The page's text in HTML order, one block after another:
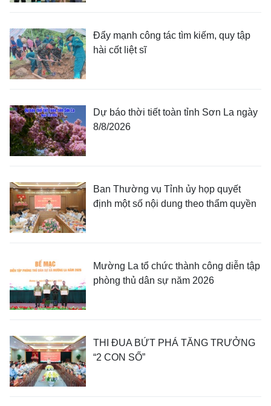
Đẩy mạnh công tác tìm kiếm, quy tập
hài cốt liệt sĩ
Dự báo thời tiết toàn tỉnh Sơn La ngày
8/8/2026
Ban Thường vụ Tỉnh ủy họp quyết
định một số nội dung theo thẩm quyền
Mường La tổ chức thành công diễn tập
phòng thủ dân sự năm 2026
THI ĐUA BỨT PHÁ TĂNG TRƯỞNG
“2 CON SỐ”